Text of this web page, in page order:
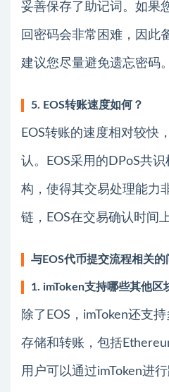
妥善保存了助记词。如果
回密码会非常困难，因此
建议您尽量避免遗忘密码。
5. EOS转账速度如何？
EOS转账的速度相对较快
认。EOS采用的DPoS共
构，使得其交易处理能力
链，EOS在交易确认时间
与EOS代币提交流程相关的
1. imToken支持哪些其他区
除了EOS，imToken还支
存储和转账，包括
用户可以通过imToken进